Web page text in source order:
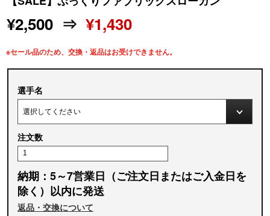
¥2,500 ⇒¥1,430
※セール品のため、交換・返品はお受けできません。
選手名
注文数
納期：5～7営業日（ご注文日またはご入金日を
除く）以内に発送
返品・交換について